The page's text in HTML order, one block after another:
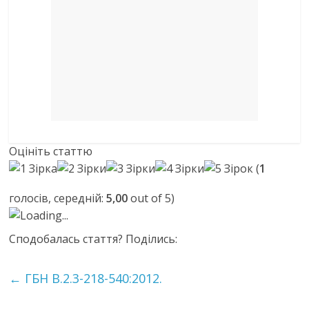
Оцініть статтю
(1
голосів, середній:5,00out of 5)
Loading...
Сподобалась стаття? Поділись:
← ГБН В.2.3-218-540:2012.